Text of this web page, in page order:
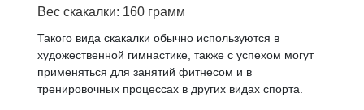
Вес скакалки: 160 грамм
Такого вида скакалки обычно используются в
художественной гимнастике, также с успехом могут
применяться для занятий фитнесом и в
тренировочных процессах в других видах спорта.